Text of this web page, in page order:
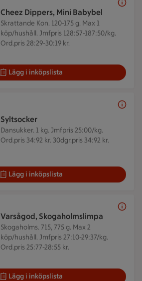
Cheez Dippers, Mini Babybel
Skrattande Kon. 120-175 g. Max 1
köp/hushåll. Jmfpris 128:57-187:50/kg.
Ord.pris 28:29-30:19 kr.
Lägg i inköpslista
Syltsocker
Dansukker. 1 kg. Jmfpris 25:00/kg.
Ord.pris 34:92 kr. 30dgr.pris 34:92 kr.
Lägg i inköpslista
Varsågod, Skogaholmslimpa
Skogaholms. 715, 775 g. Max 2
köp/hushåll. Jmfpris 27:10-29:37/kg.
Ord.pris 25:77-28:55 kr.
Lägg i inköpslista